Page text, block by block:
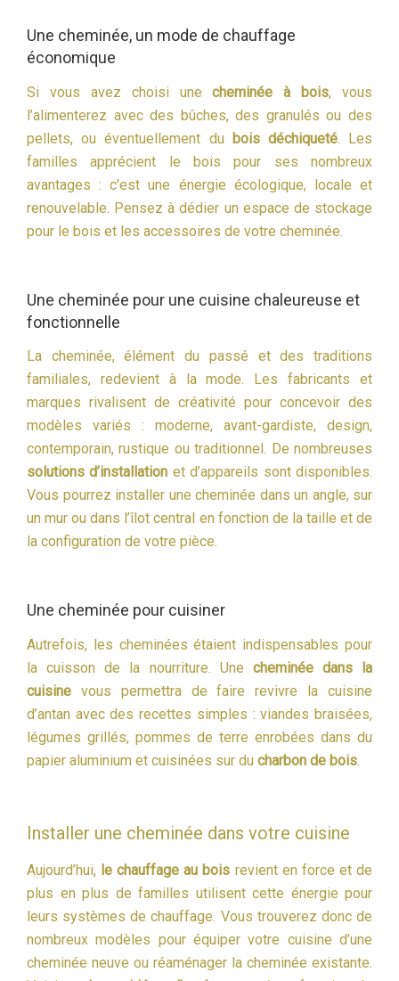
Une cheminée, un mode de chauffage
économique
Si vous avez choisi unecheminée à bois, vous
l’alimenterez avec des bûches, des granulés ou des
pellets, ou éventuellement du bois déchiqueté. Les
familles apprécient le bois pour ses nombreux
avantages : c’est une énergie écologique, locale et
renouvelable. Pensez à dédier un espace de stockage
pour le bois et les accessoires de votre cheminée.
Une cheminée pour une cuisine chaleureuse et
fonctionnelle
La cheminée, élément du passé et des traditions
familiales, redevient à la mode. Les fabricants et
marques rivalisent de créativité pour concevoir des
modèles variés : moderne, avant-gardiste, design,
contemporain, rustique ou traditionnel. De nombreuses
solutions d’installation et d’appareils sont disponibles.
Vous pourrez installer une cheminée dans un angle, sur
un mur ou dans l’îlot central en fonction de la taille et de
la configuration de votre pièce.
Une cheminée pour cuisiner
Autrefois, les cheminées étaient indispensables pour
la cuisson de la nourriture. Une cheminée dans la
cuisine vous permettra de faire revivre la cuisine
d’antan avec des recettes simples : viandes braisées,
légumes grillés, pommes de terre enrobées dans du
papier aluminium et cuisinées sur du charbon de bois.
Installer une cheminée dans votre cuisine
Aujourd’hui, le chauffage au bois revient en force et de
plus en plus de familles utilisent cette énergie pour
leurs systèmes de chauffage. Vous trouverez donc de
nombreux modèles pour équiper votre cuisine d’une
cheminée neuve ou réaménager la cheminée existante.